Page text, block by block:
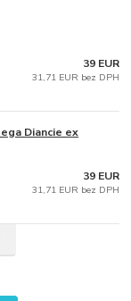
39 EUR
31,71 EUR bez DPH
Diancie ex
39 EUR
31,71 EUR bez DPH